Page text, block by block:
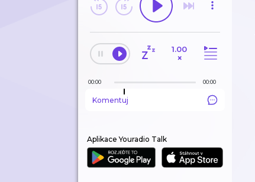
1.00
×
00:00 00:00
Komentuj
Aplikace Youradio Talk